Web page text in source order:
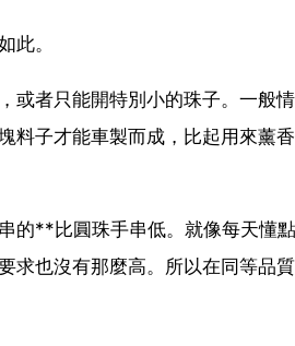
此。
或者只能開特別小的珠子。一般
料子才能車製而成，比起用來薰
的**比圓珠手串低。就像每天懂
求也沒有那麼高。所以在同等品